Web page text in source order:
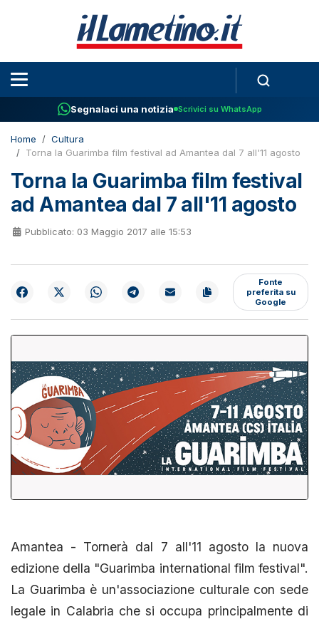
Segnalaci una notizia Scrivici su WhatsApp
Home
Cultura
Torna la Guarimba film festival ad Amantea dal 7 all'11 agosto
Torna la Guarimba film festival
ad Amantea dal 7 all'11 agosto
Pubblicato: 03 Maggio 2017 alle 15:53
Fonte
preferita su
Google
Amantea - Tornerà dal 7 all'11 agosto la nuova
edizione della "Guarimba international film festival".
La Guarimba è un'associazione culturale con sede
legale in Calabria che si occupa principalmente di